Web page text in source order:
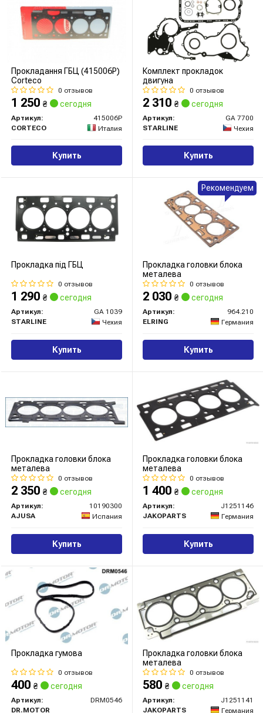
Прокладання ГБЦ (415006P)
Corteco
0 отзывов
1 250 ₴ сегодня
Артикул:
415006P
CORTECO
Италия
Купить
Комплект прокладок
двигуна
0 отзывов
2 310 ₴ сегодня
Артикул:
GA 7700
STARLINE
Чехия
Купить
Прокладка під ГБЦ
0 отзывов
1 290 ₴ сегодня
Артикул:
GA 1039
STARLINE
Чехия
Купить
Прокладка головки блока
металева
0 отзывов
2 030 ₴ сегодня
Артикул:
964.210
ELRING
Германия
Купить
Рекомендуем
Прокладка головки блока
металева
0 отзывов
2 350 ₴ сегодня
Артикул:
10190300
AJUSA
Испания
Купить
Прокладка головки блока
металева
0 отзывов
1 400 ₴ сегодня
Артикул:
J1251146
JAKOPARTS
Германия
Купить
Прокладка гумова
0 отзывов
400 ₴ сегодня
Артикул:
DRM0546
DR.MOTOR
Прокладка головки блока
металева
0 отзывов
580 ₴ сегодня
Артикул:
J1251141
JAKOPARTS
Германия